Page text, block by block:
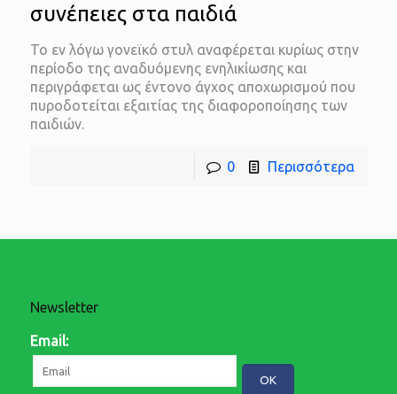
συνέπειες στα παιδιά
Το εν λόγω γονεϊκό στυλ αναφέρεται κυρίως στην
περίοδο της αναδυόμενης ενηλικίωσης και
περιγράφεται ως έντονο άγχος αποχωρισμού που
πυροδοτείται εξαιτίας της διαφοροποίησης των
παιδιών.
0 Περισσότερα
Newsletter
Email: